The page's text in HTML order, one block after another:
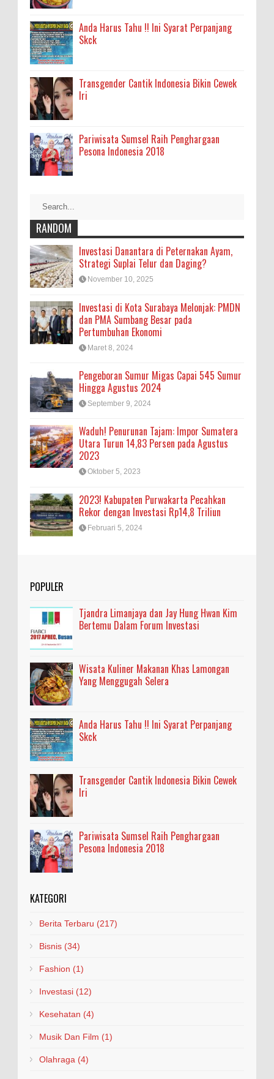
Anda Harus Tahu !! Ini Syarat Perpanjang
Skck
Transgender Cantik Indonesia Bikin Cewek
Iri
Pariwisata Sumsel Raih Penghargaan
Pesona Indonesia 2018
RANDOM
Investasi Danantara di Peternakan Ayam,
Strategi Suplai Telur dan Daging?
November 10, 2025
Investasi di Kota Surabaya Melonjak: PMDN
dan PMA Sumbang Besar pada
Pertumbuhan Ekonomi
Maret 8, 2024
Pengeboran Sumur Migas Capai 545 Sumur
Hingga Agustus 2024
September 9, 2024
Waduh! Penurunan Tajam: Impor Sumatera
Utara Turun 14,83 Persen pada Agustus
2023
Oktober 5, 2023
2023! Kabupaten Purwakarta Pecahkan
Rekor dengan Investasi Rp14,8 Triliun
Februari 5, 2024
POPULER
Tjandra Limanjaya dan Jay Hung Hwan Kim
Bertemu Dalam Forum Investasi
Wisata Kuliner Makanan Khas Lamongan
Yang Menggugah Selera
Anda Harus Tahu !! Ini Syarat Perpanjang
Skck
Transgender Cantik Indonesia Bikin Cewek
Iri
Pariwisata Sumsel Raih Penghargaan
Pesona Indonesia 2018
KATEGORI
Berita Terbaru (217)
Bisnis (34)
Fashion (1)
Investasi (12)
Kesehatan (4)
Musik Dan Film (1)
Olahraga (4)